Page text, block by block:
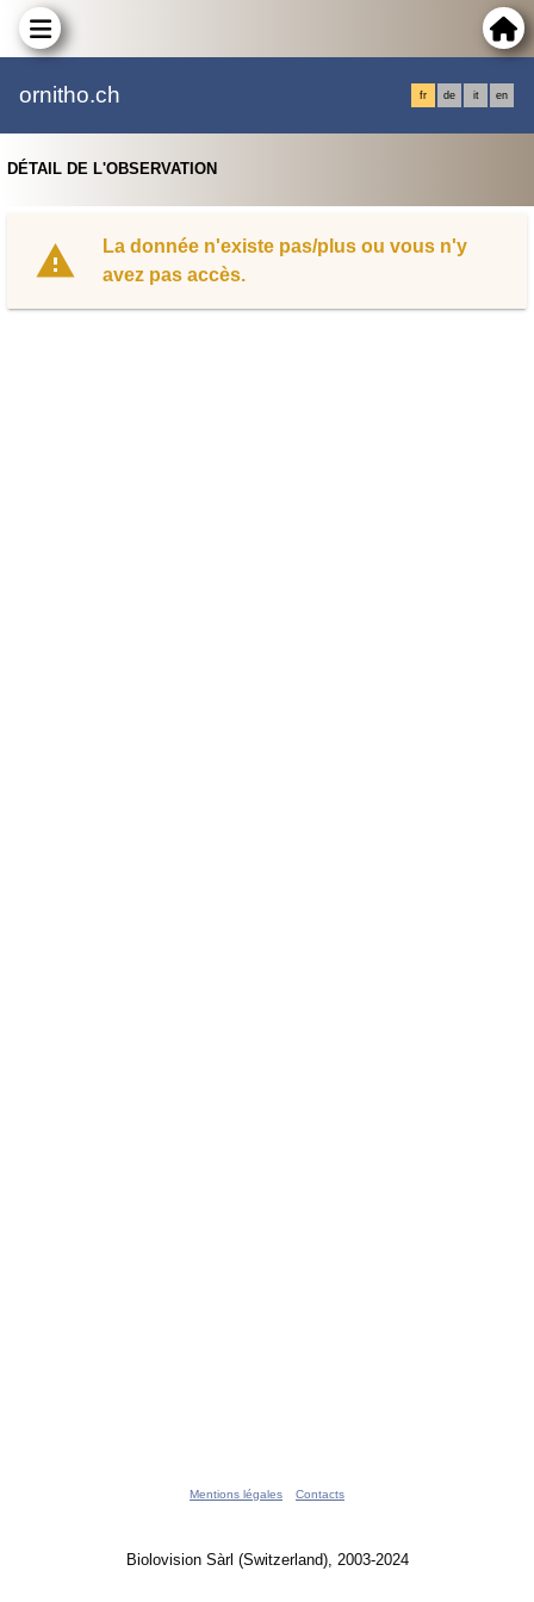
ornitho.ch fr de it en
DÉTAIL DE L'OBSERVATION
La donnée n'existe pas/plus ou vous n'y
avez pas accès.
Mentions légales Contacts
Biolovision Sàrl (Switzerland), 2003-2024